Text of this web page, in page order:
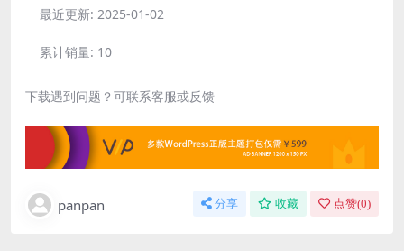
最近更新: 2025-01-02
累计销量: 10
下载遇到问题？可联系客服或反馈
panpan 分享 收藏 点赞(0)